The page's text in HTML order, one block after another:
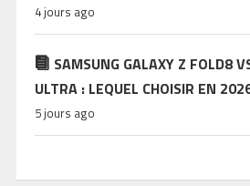
4 jours ago
SAMSUNG GALAXY Z FOLD8
ULTRA : LEQUEL CHOISIR EN
5 jours ago